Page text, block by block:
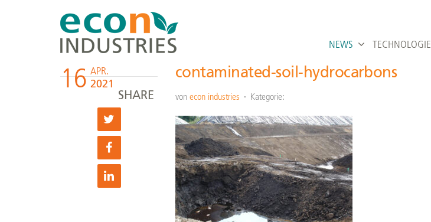
NEWS TECHNOLOGIE
16 APR.
2021
SHARE
contaminated-soil-hydrocarbons
von econ industries Kategorie: